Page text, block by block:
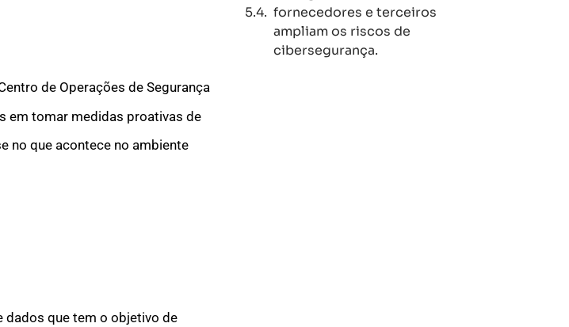
de Operações de Segurança
em tomar medidas proativas de
no que acontece no ambiente
dados que tem o objetivo de
fornecedores e terceiros
ampliam os riscos de
cibersegurança.